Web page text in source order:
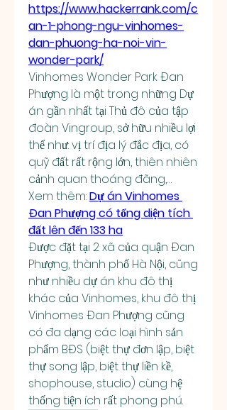
https://www.hackerrank.com/c
an-1-phong-ngu-vinhomes-
dan-phuong-ha-noi-vin-
wonder-park/
Vinhomes Wonder Park Đan
Phượng là một trong những Dự
án gần nhất tại Thủ đô của tập
đoàn Vingroup, sở hữu nhiều lợi
thế như: vị trí địa lý đắc địa, có
quỹ đất rất rộng lớn, thiên nhiên
cảnh quan thoáng đãng,…
Xem thêm: Dự án Vinhomes
Đan Phượng có tổng diện tích
đất lên đến 133 ha
Được đặt tại 2 xã của quận Đan
Phượng, thành phố Hà Nội, cũng
như nhiều dự án khu đô thị
khác của Vinhomes, khu đô thị
Vinhomes Đan Phượng cũng
có đa dạng các loại hình sản
phẩm BĐS (biệt thự đơn lập, biệt
thự song lập, biệt thự liền kề,
shophouse, studio) cùng hệ
thống tiện ích rất phong phú.